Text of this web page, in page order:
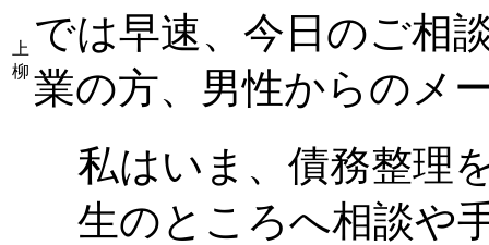
上
柳
では早速、今日のご相
業の方、男性からのメ
私はいま、債務整理
生のところへ相談や